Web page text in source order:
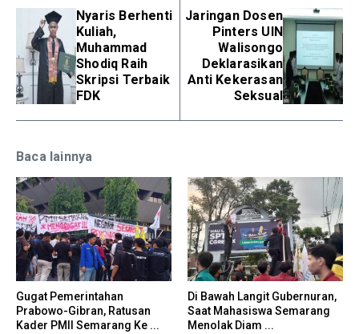
Nyaris Berhenti
Kuliah,
Muhammad
Shodiq Raih
Skripsi Terbaik
FDK
Jaringan Dosen
Pinters UIN
Walisongo
Deklarasikan
Anti Kekerasan
Seksual
Baca lainnya
Gugat Pemerintahan
Prabowo-Gibran, Ratusan
Kader PMII Semarang Ke ...
Di Bawah Langit Gubernuran,
Saat Mahasiswa Semarang
Menolak Diam ...